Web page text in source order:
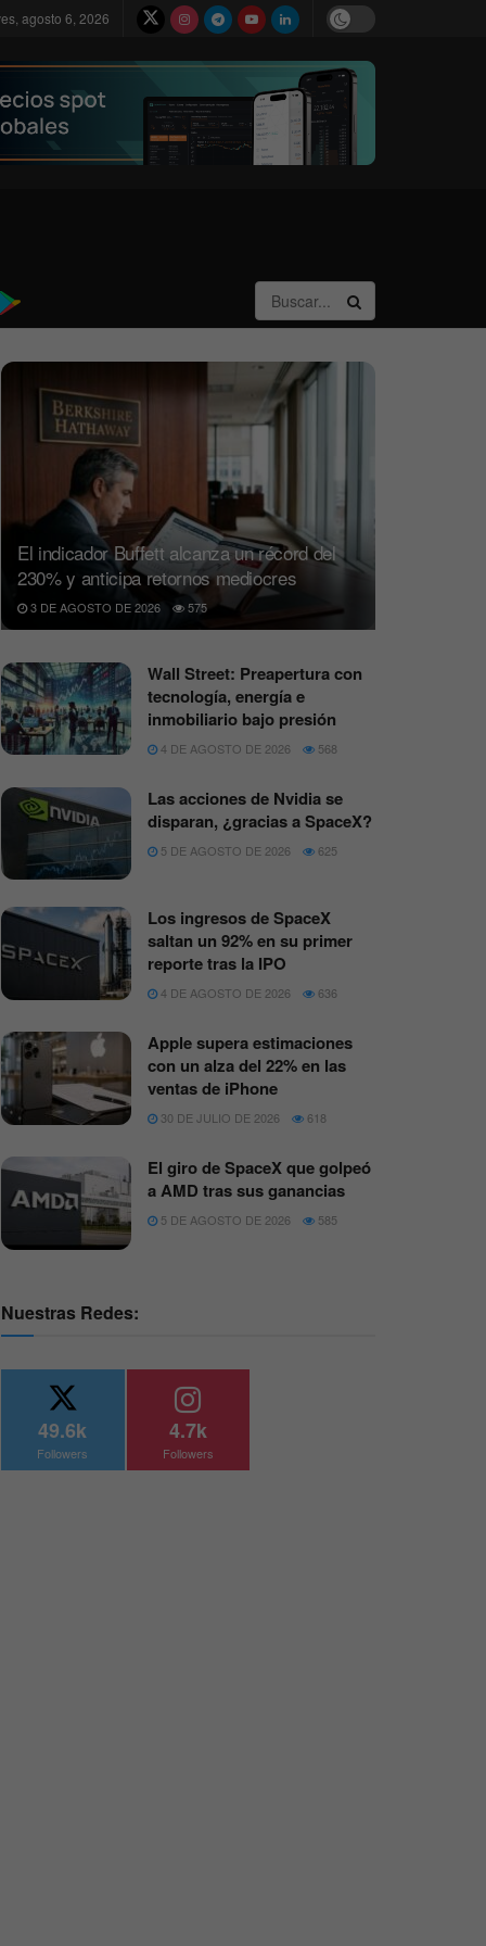
agosto 6, 2026
El indicador Buffett alcanza un récord del
230% y anticipa retornos mediocres
3 DE AGOSTO DE 2026 575
Wall Street: Preapertura con
tecnología, energía e
inmobiliario bajo presión
4 DE AGOSTO DE 2026 568
Las acciones de Nvidia se
disparan, ¿gracias a SpaceX?
5 DE AGOSTO DE 2026 625
Los ingresos de SpaceX
saltan un 92% en su primer
reporte tras la IPO
4 DE AGOSTO DE 2026 636
Apple supera estimaciones
con un alza del 22% en las
ventas de iPhone
30 DE JULIO DE 2026 618
El giro de SpaceX que golpeó
a AMD tras sus ganancias
5 DE AGOSTO DE 2026 585
Nuestras Redes:
49.6k
Followers
4.7k
Followers